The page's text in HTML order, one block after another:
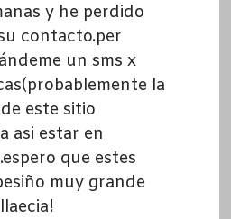
y he perdido
contacto.per
un sms x
la
este sitio
asi estar en
que estes
muy grande